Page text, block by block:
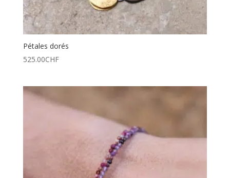
Pétales dorés
525.00CHF